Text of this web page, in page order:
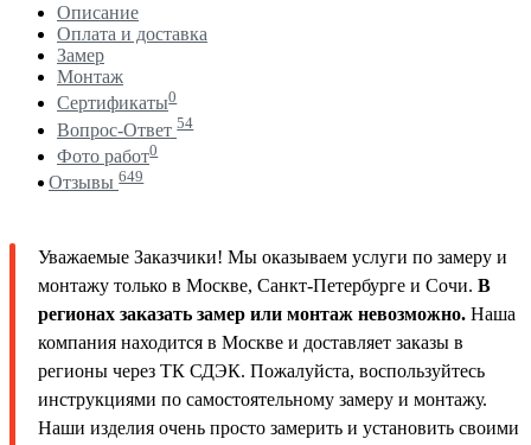
Описание
Оплата и доставка
Замер
Монтаж
Сертификаты0
Вопрос-Ответ 54
Фото работ0
Отзывы 649
Уважаемые Заказчики! Мы оказываем услуги по замеру и
монтажу только в Москве, Санкт-Петербурге и Сочи. В
регионах заказать замер или монтаж невозможно. Наша
компания находится в Москве и доставляет заказы в
регионы через ТК СДЭК. Пожалуйста, воспользуйтесь
инструкциями по самостоятельному замеру и монтажу.
Наши изделия очень просто замерить и установить своими